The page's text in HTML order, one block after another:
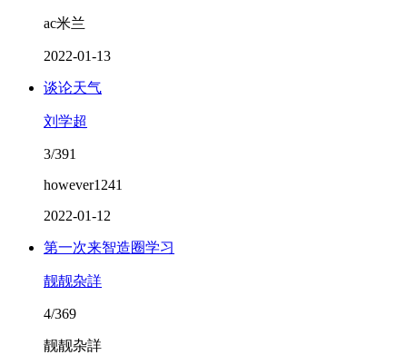
ac米兰
2022-01-13
谈论天气
刘学超
3/391
however1241
2022-01-12
第一次来智造圈学习
靓靓杂詳
4/369
靓靓杂詳